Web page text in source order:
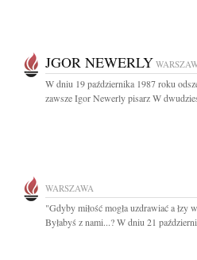
JGOR NEWERLY
W dniu 19 października 1987 roku
zawsze Igor Newerly pisarz W
WARSZAWA
"Gdyby miłość mogła uzdrawiać a łzy
Byłabyś z nami...? W dniu 21